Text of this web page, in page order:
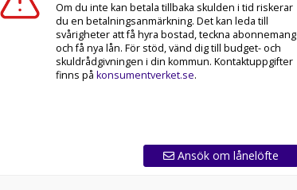
Om du inte kan betala tillbaka skulden i tid riskerar
du en betalningsanmärkning. Det kan leda till
svårigheter att få hyra bostad, teckna abonnemang
och få nya lån. För stöd, vänd dig till budget- och
skuldrådgivningen i din kommun. Kontaktuppgifter
finns på konsumentverket.se.
Ansök om lånelöfte